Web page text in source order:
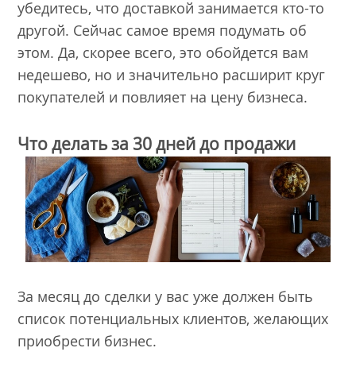
убедитесь, что доставкой занимается кто-то
другой. Сейчас самое время подумать об
этом. Да, скорее всего, это обойдется вам
недешево, но и значительно расширит круг
покупателей и повлияет на цену бизнеса.
Что делать за 30 дней до продажи
За месяц до сделки у вас уже должен быть
список потенциальных клиентов, желающих
приобрести бизнес.